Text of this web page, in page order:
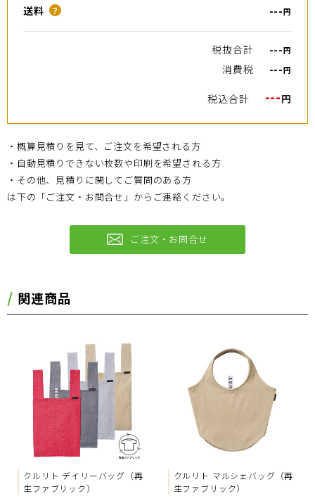
送料 ？ ---円
税抜合計 ---円
消費税 ---円
税込合計 ---円
・概算見積りを見て、ご注文を希望される方
・自動見積りできない枚数や印刷を希望される方
・その他、見積りに関してご質問のある方
は下の「ご注文・お問合せ」からご連絡ください。
ご注文・お問合せ
関連商品
クルリト デイリーバッグ（再
生ファブリック）
クルリト マルシェバッグ（再
生ファブリック）